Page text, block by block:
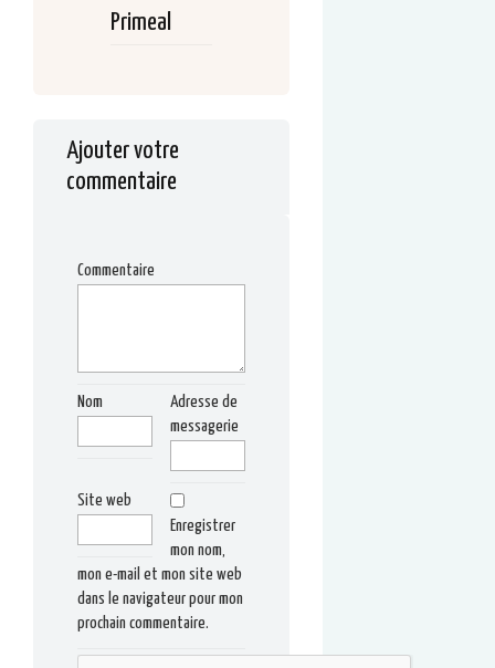
Primeal
Ajouter votre
commentaire
Commentaire
Nom
Adresse de
messagerie
Site web
Enregistrer
mon nom,
mon e-mail et mon site web
dans le navigateur pour mon
prochain commentaire.